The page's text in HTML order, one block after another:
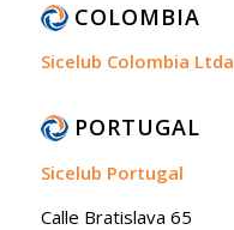
COLOMBIA
Sicelub Colombia Ltda
PORTUGAL
Sicelub Portugal
Calle Bratislava 65